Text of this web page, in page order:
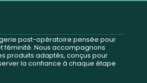
post-opératoire pensée pour
féminité. Nous accompagnons
produits adaptés, conçus pour
la confiance à chaque étape